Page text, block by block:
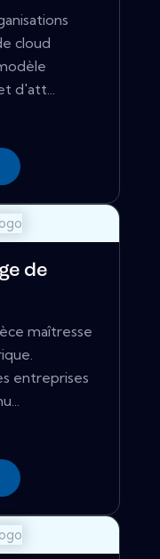
cloud
d'att...
de
maîtresse
entreprises